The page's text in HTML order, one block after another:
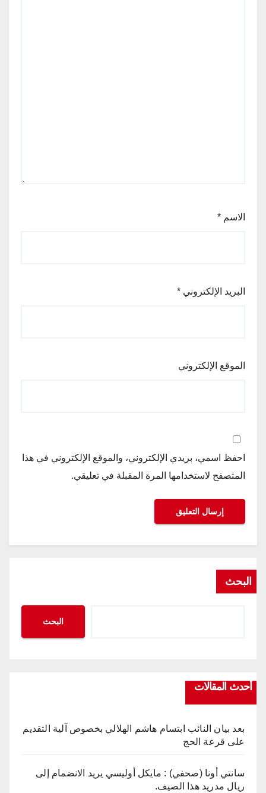
الاسم *
البريد الإلكتروني *
الموقع الإلكتروني
احفظ اسمي، بريدي الإلكتروني، والموقع الإلكتروني في هذا
المتصفح لاستخدامها المرة المقبلة في تعليقي.
البحث
البحث
أحدث المقالات
بعد بيان النائب ابتسام هاشم الهلالي بخصوص آلية التقديم
على قرعة الحج
سانتي أونا (صحفي) : مايكل أوليسي يريد الانضمام إلى
ريال مدريد هذا الصيف.